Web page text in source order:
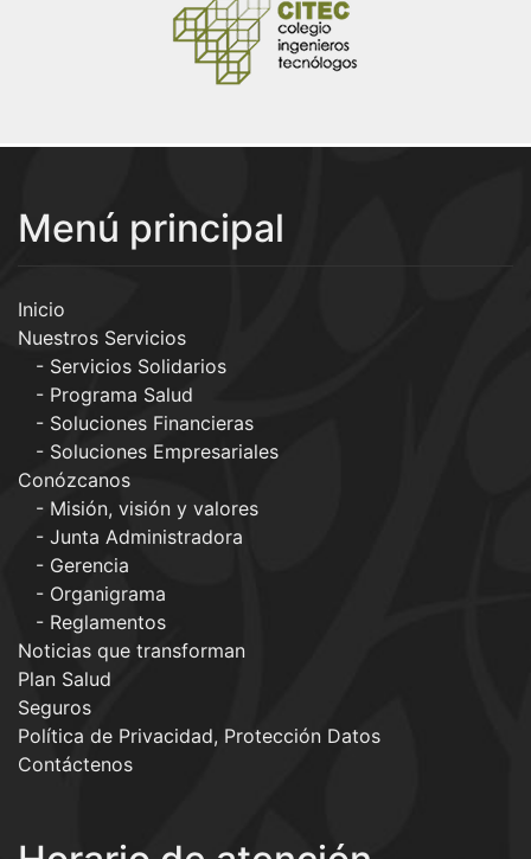
Menú principal
Inicio
Nuestros Servicios
Servicios Solidarios
Programa Salud
Soluciones Financieras
Soluciones Empresariales
Conózcanos
Misión, visión y valores
Junta Administradora
Gerencia
Organigrama
Reglamentos
Noticias que transforman
Plan Salud
Seguros
Política de Privacidad, Protección Datos
Contáctenos